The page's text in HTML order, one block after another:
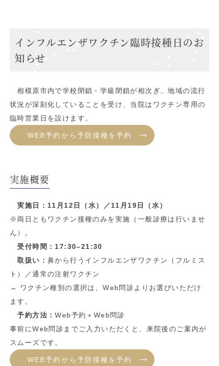
インフルエンザワクチン臨時接種日のお
知らせ
相模原市内で学校閉鎖・学級閉鎖が相次ぎ、地域の流行
状況が深刻化していることを受け、当院はワクチン専用の
臨時営業日を設けます。
WEB予約から予防接種を予約
実施概要
実施日：11月12日（水）／11月19日（水）
※両日ともワクチン接種のみを実施（一般診療は行いませ
ん）。
受付時間：17:30–21:30
取扱い：鼻から行うインフルエンザワクチン（フルミス
ト）／通常の注射ワクチン
→ ワクチン種別の選択は、Web問診よりお選びいただけ
ます。
予約方法：Web予約＋Web問診
事前にWeb問診までご入力いただくと、来院後のご案内が
スムーズです。
WEB予約から予防接種を予約